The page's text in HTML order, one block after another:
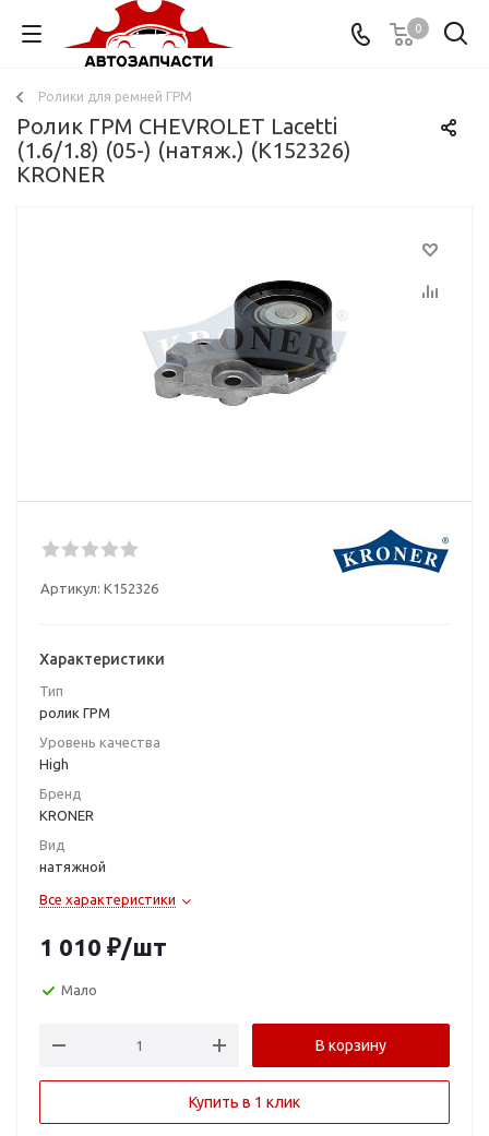
0
Ролики для ремней ГРМ
Ролик ГРМ CHEVROLET Lacetti
(1.6/1.8) (05-) (натяж.) (K152326)
KRONER
Артикул: K152326
Характеристики
Тип
ролик ГРМ
Уровень качества
High
Бренд
KRONER
Вид
натяжной
Все характеристики
1 010 ₽/шт
Мало
В корзину
Купить в 1 клик